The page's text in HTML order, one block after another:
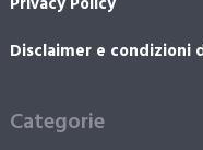
Disclaimer e condizioni
Categorie